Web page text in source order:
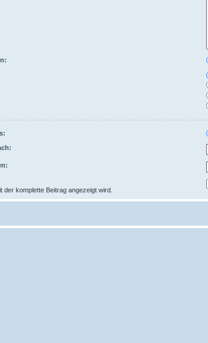
der komplette Beitrag angezeigt wird.